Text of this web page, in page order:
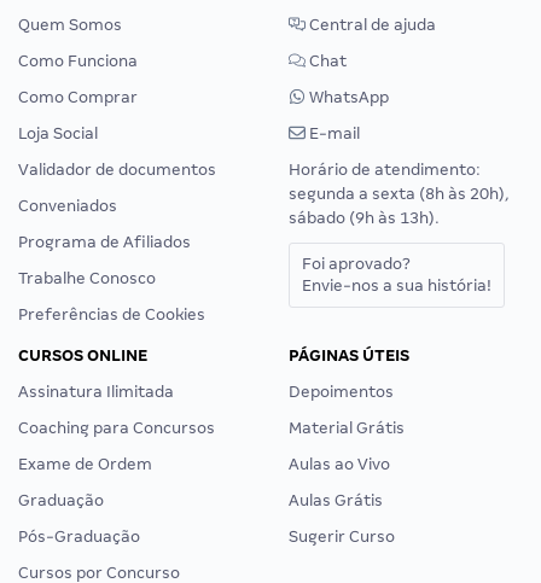
Quem Somos
Como Funciona
Como Comprar
Loja Social
Validador de documentos
Conveniados
Programa de Afiliados
Trabalhe Conosco
Preferências de Cookies
Central de ajuda
Chat
WhatsApp
E-mail
Horário de atendimento:
segunda a sexta (8h às 20h),
sábado (9h às 13h).
Foi aprovado?
Envie-nos a sua história!
CURSOS ONLINE
Assinatura Ilimitada
Coaching para Concursos
Exame de Ordem
Graduação
Pós-Graduação
Cursos por Concurso
PÁGINAS ÚTEIS
Depoimentos
Material Grátis
Aulas ao Vivo
Aulas Grátis
Sugerir Curso